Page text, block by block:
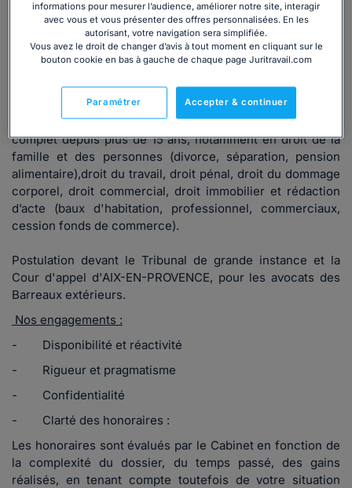
Vous êtes avocat ?
Présentation
Le cabinet de Maître Maud BERTRAND situé à AIX-EN-
PROVENCE, apporte un service juridique et judiciaire
complet depuis plus de 15 ans, notamment en droit de la
famille et des personnes (divorce, séparation, pension
alimentaire),droit du travail, droit pénal, droit du dommage
corporel, droit commercial, droit immobilier et rédaction
d’acte (baux d'habitation, professionnel, commerciaux,
cession fonds de commerce).
Postulation devant le Tribunal de grande instance et la
Cour d'appel d'AIX-EN-PROVENCE, pour les avocats des
Barreaux extérieurs.
Nos engagements :
- Disponibilité et réactivité
- Rigueur et pragmatisme
- Confidentialité
- Clarté des honoraires :
Les honoraires sont évalués par le Cabinet en fonction de
la complexité du dossier, du temps passé, des gains
réalisés, en tenant compte toutefois de votre situation
informations pour mesurer l’audience, améliorer notre site, interagir
avec vous et vous présenter des offres personnalisées. En les
autorisant, votre navigation sera simplifiée.
Vous avez le droit de changer d’avis à tout moment en cliquant sur le
bouton cookie en bas à gauche de chaque page Juritravail.com
Accepter & continuer
Paramétrer